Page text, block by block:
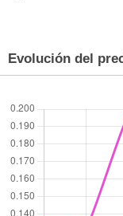
Evolución del